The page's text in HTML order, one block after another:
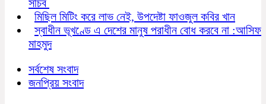
সচিব
মিছিল মিটিং করে লাভ নেই, উপদেষ্টা ফাওজুল কবির খান
স্বাধীন ভূখণ্ডে এ দেশের মানুষ পরাধীন বোধ করবে না :আসিফ
মাহমুদ
সর্বশেষ সংবাদ
জনপ্রিয় সংবাদ